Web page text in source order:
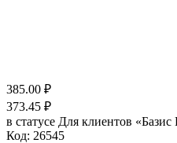
385.00 ₽
373.45 ₽
в статусе Для клиентов
Код: 26545